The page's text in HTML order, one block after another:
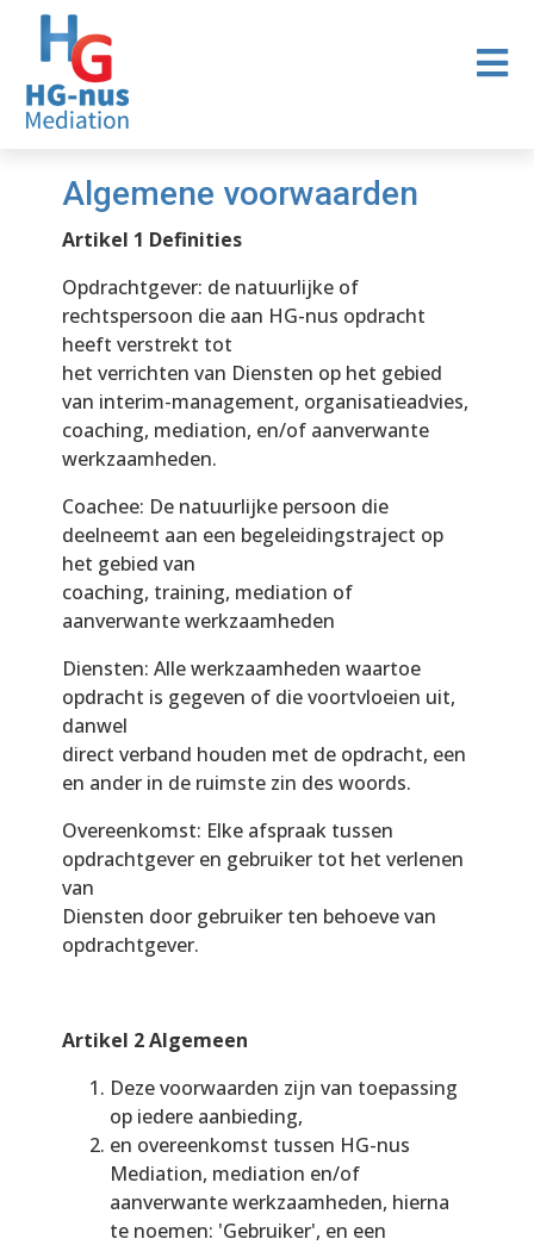
Algemene voorwaarden
Artikel 1 Definities
Opdrachtgever: de natuurlijke of
rechtspersoon die aan HG-nus opdracht
heeft verstrekt tot
het verrichten van Diensten op het gebied
van interim-management, organisatieadvies,
coaching, mediation, en/of aanverwante
werkzaamheden.
Coachee: De natuurlijke persoon die
deelneemt aan een begeleidingstraject op
het gebied van
coaching, training, mediation of
aanverwante werkzaamheden
Diensten: Alle werkzaamheden waartoe
opdracht is gegeven of die voortvloeien uit,
danwel
direct verband houden met de opdracht, een
en ander in de ruimste zin des woords.
Overeenkomst: Elke afspraak tussen
opdrachtgever en gebruiker tot het verlenen
van
Diensten door gebruiker ten behoeve van
opdrachtgever.
Artikel 2 Algemeen
Deze voorwaarden zijn van toepassing
op iedere aanbieding,
en overeenkomst tussen HG-nus
Mediation, mediation en/of
aanverwante werkzaamheden, hierna
te noemen: 'Gebruiker', en een